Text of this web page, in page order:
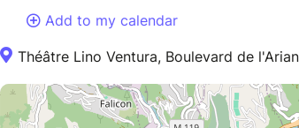
Add to my calendar
Théâtre Lino Ventura, Boulevard de